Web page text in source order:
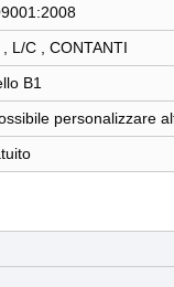
L/C , CONTANTI
B1
personalizzare